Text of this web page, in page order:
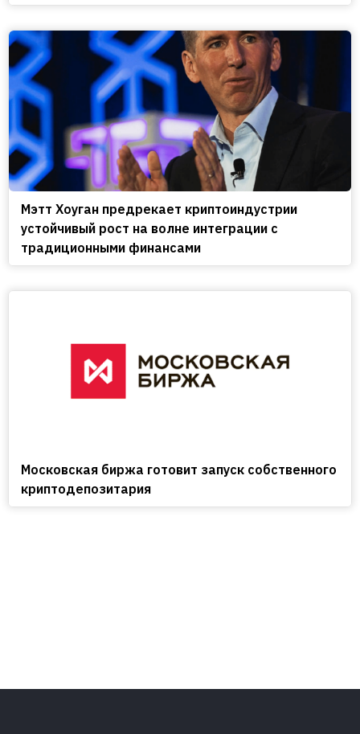
Мэтт Хоуган предрекает криптоиндустрии
устойчивый рост на волне интеграции с
традиционными финансами
Московская биржа готовит запуск собственного
криптодепозитария